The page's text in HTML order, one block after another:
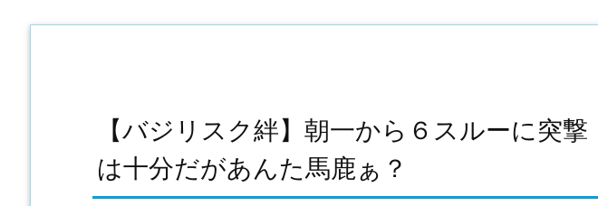
【バジリスク絆】朝一から６スルーに突撃
は十分だがあんた馬鹿ぁ？